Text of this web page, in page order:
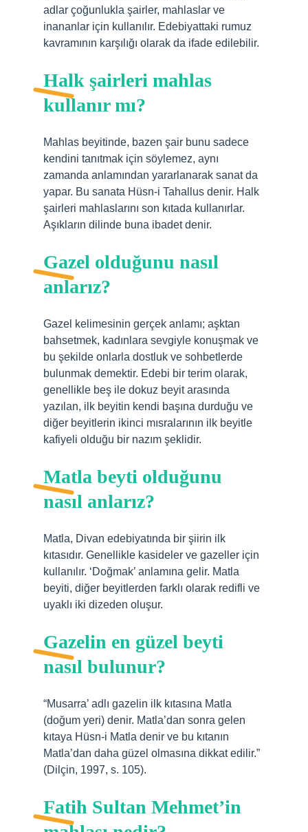
adlar çoğunlukla şairler, mahlaslar ve
inananlar için kullanılır. Edebiyattaki rumuz
kavramının karşılığı olarak da ifade edilebilir.
Halk şairleri mahlas
kullanır mı?
Mahlas beyitinde, bazen şair bunu sadece
kendini tanıtmak için söylemez, aynı
zamanda anlamından yararlanarak sanat da
yapar. Bu sanata Hüsn-i Tahallus denir. Halk
şairleri mahlaslarını son kıtada kullanırlar.
Aşıkların dilinde buna ibadet denir.
Gazel olduğunu nasıl
anlarız?
Gazel kelimesinin gerçek anlamı; aşktan
bahsetmek, kadınlara sevgiyle konuşmak ve
bu şekilde onlarla dostluk ve sohbetlerde
bulunmak demektir. Edebi bir terim olarak,
genellikle beş ile dokuz beyit arasında
yazılan, ilk beyitin kendi başına durduğu ve
diğer beyitlerin ikinci mısralarının ilk beyitle
kafiyeli olduğu bir nazım şeklidir.
Matla beyti olduğunu
nasıl anlarız?
Matla, Divan edebiyatında bir şiirin ilk
kıtasıdır. Genellikle kasideler ve gazeller için
kullanılır. ‘Doğmak’ anlamına gelir. Matla
beyiti, diğer beyitlerden farklı olarak redifli ve
uyaklı iki dizeden oluşur.
Gazelin en güzel beyti
nasıl bulunur?
“Musarra’ adlı gazelin ilk kıtasına Matla
(doğum yeri) denir. Matla’dan sonra gelen
kıtaya Hüsn-i Matla denir ve bu kıtanın
Matla’dan daha güzel olmasına dikkat edilir.”
(Dilçin, 1997, s. 105).
Fatih Sultan Mehmet’in